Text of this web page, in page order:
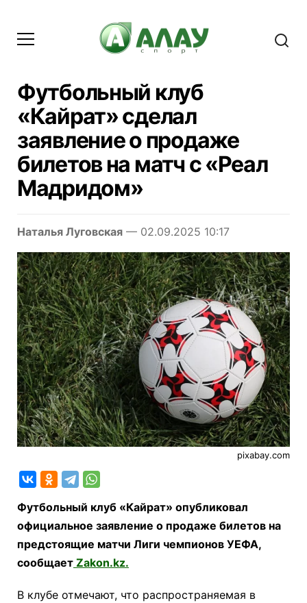
Футбольный клуб
«Кайрат» сделал
заявление о продаже
билетов на матч с «Реал
Мадридом»
Наталья Луговская — 02.09.2025 10:17
pixabay.com
Футбольный клуб «Кайрат» опубликовал
официальное заявление о продаже билетов на
предстоящие матчи Лиги чемпионов УЕФА,
сообщает Zakon.kz.
В клубе отмечают, что распространяемая в